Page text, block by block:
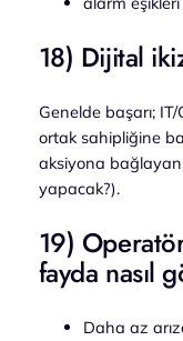
18) Dijital
Genelde başarı;
ortak sahipliğine
aksiyona bağlayan
yapacak?).
19)
fayda nasıl
Daha az